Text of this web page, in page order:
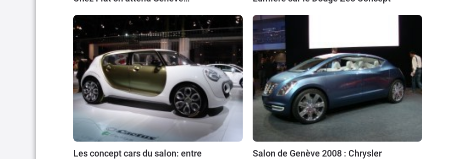
Les concept cars du salon: entre
Salon de Genève 2008 : Chrysler